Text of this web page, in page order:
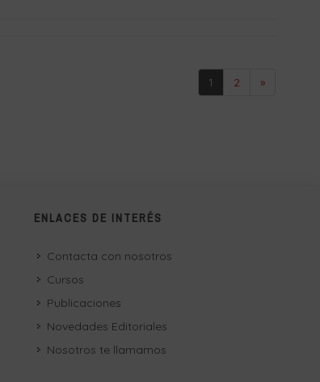
1
2 »
ENLACES DE INTERÉS
Contacta con nosotros
Cursos
Publicaciones
Novedades Editoriales
Nosotros te llamamos